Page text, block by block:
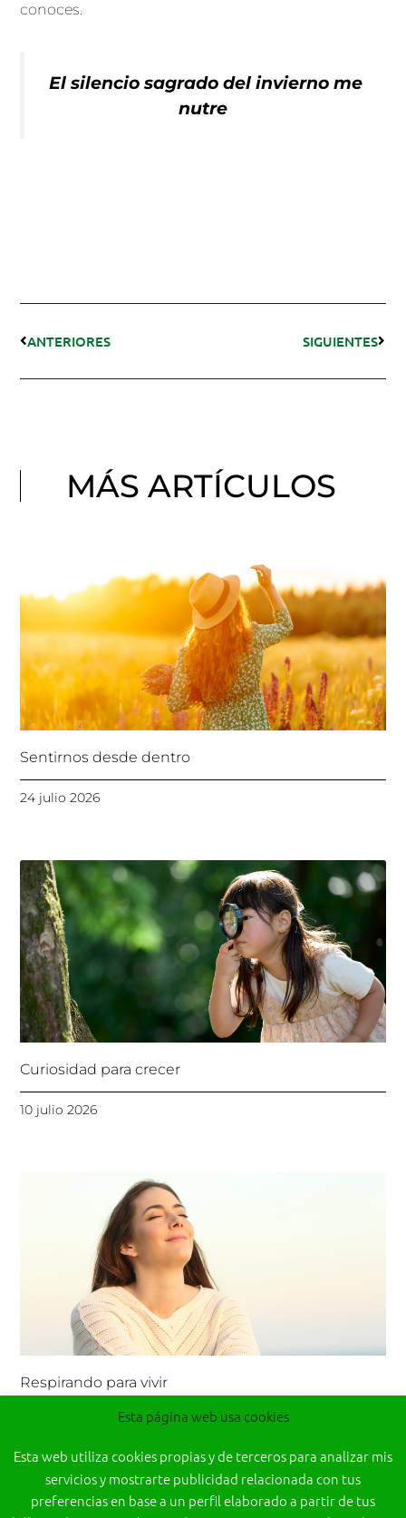
conoces.
El silencio sagrado del invierno me
nutre
ANTERIORES SIGUIENTES
MÁS ARTÍCULOS
Sentirnos desde dentro
24 julio 2026
Curiosidad para crecer
10 julio 2026
Respirando para vivir
Esta página web usa cookies
Esta web utiliza cookies propias y de terceros para analizar mis
servicios y mostrarte publicidad relacionada con tus
preferencias en base a un perfil elaborado a partir de tus